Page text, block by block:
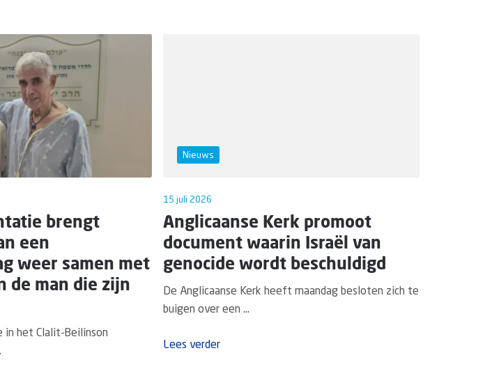
brengt
een
weer samen met
de man die zijn
in het Clalit-Beilinson
Nieuws
15 juli 2026
Anglicaanse Kerk promoot
document waarin Israël van
genocide wordt beschuldigd
De Anglicaanse Kerk heeft maandag besloten zich te
buigen over een ...
Lees verder